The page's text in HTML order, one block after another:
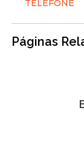
TELEFONE
Páginas